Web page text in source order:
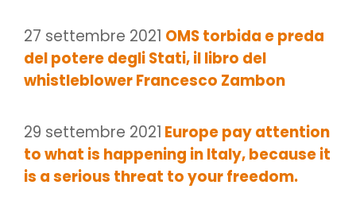
27 settembre 2021 OMS torbida e preda
del potere degli Stati, il libro del
whistleblower Francesco Zambon
29 settembre 2021 Europe pay attention
to what is happening in Italy, because it
is a serious threat to your freedom.